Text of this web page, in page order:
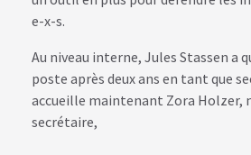
e-x-s.
Au niveau interne, Jules Stassen a
poste après deux ans en tant que
accueille maintenant Zora Holzer,
secrétaire,